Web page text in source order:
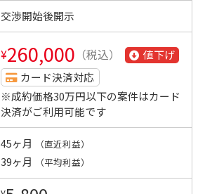
交渉開始後開示
¥260,000 （税込）
値下げ
カード決済対応
※成約価格30万円以下の案件はカード
決済がご利用可能です
45ヶ月 （直近利益）
39ヶ月 （平均利益）